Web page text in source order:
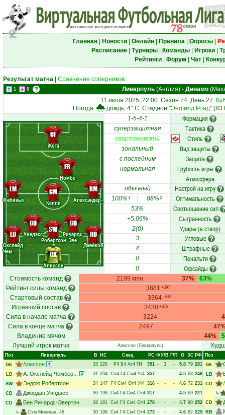
Главная| Новости| Онлайн| Правила| Опросы|
Расписание| Турниры| Команды| Игроки|
Рейтинги| Форум Чат|
Результат матча Сравнение соперников
1 0 Ливерпуль(Англия)- Динамо
11 июля 2025, 22:00. Сезон 74. День 27.
Погода:
дождь, 4° C. Стадион "Энфилд Роад" (83
Алиссон
Окслейд-
Чем.
Робертсон
Уиндасс
Ричардс-
Эве.
Джейкоб
Фабиньо Келли
Номбе
Александер-.
Жота
GK
LD
SW
CD
CD
RD
LM CM
FR
RM
CF
1-5-4-1 Формация
суперзащитная Тактика
спартаковский Стиль
зональный Вид защиты
с последним Защита
нормальная Грубость игры
- Атмосфера
обычный Настрой на игру
100%1 88%2 Оптимальность
53% Соотношение сил
+5.06% Сыгранность
2(0) Удары (в створ)
3 Угловые
4 Штрафные
0 Пенальти
0 Офсайды
Стоимость команд 2199 млн. 37%
63%
Рейтинг силы команд
3881 +597
Стартовый состав 3364 +646
Игравший состав 3430 +376
Сила в начале матча 3224
Сила в конце матча
2497
Владение мячом
44%
Лучший игрок матча
Алиссон(Ливерпуль)
Поз Ливерпуль В НC Спец РC ФУ/В Г/П О ЗС РФ
GK
Алиссон 28 228 Р4 В4 Ат4 П4 351 - 3 - 5.8 79 281
LD
А. Окслейд-Чембер... 31 204 Ск4 Г4 См4 Уг4 357 - - - 4.5 68 246
SW
Эндрю Робертсон 24 147 Г4 См4 От4 Уг4 316 - - - 4.6 72 231
CD
Джордан Уиндасс 30 198 Ск4 Г4 См4 От4 317 - - - 4.5 69 221
CD
Бен Ричардс-Эвертон 28 181 Ск4 Г4 См4 От4 278 - - - 4.7 90 252
↳
Сэм Миниган, 46 30 198 Ск4 Г4 См4 От4 273 - - - 4.6 82 225
Поз
GK
LB
CD
↳
CD
RB